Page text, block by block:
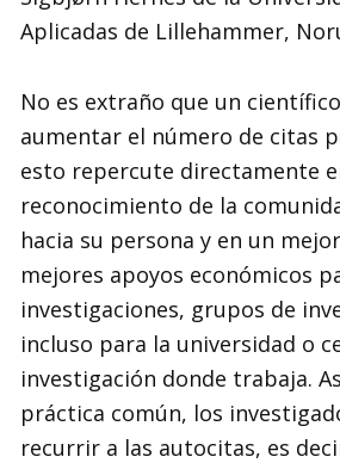
Aplicadas de Lillehammer,
No es extraño que un
aumentar el número de citas
esto repercute directamente
reconocimiento de la
hacia su persona y en un
mejores apoyos económicos
investigaciones, grupos de
incluso para la universidad o
investigación donde trabaja.
práctica común, los
recurrir a las autocitas, es